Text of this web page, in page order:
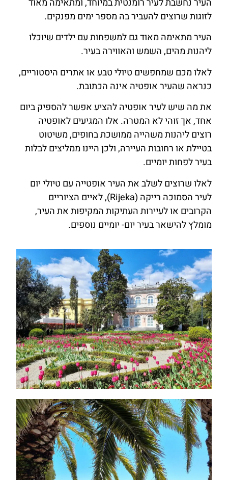
העיר נחשבת לעיר רומנטית במיוחד, ומתאימה מאוד
לזוגות שרוצים להעביר בה מספר ימים מפנקים.
העיר מתאימה מאוד גם למשפחות עם ילדים שיוכלו
ליהנות מהים, השמש והאווירה בעיר.
לאלו מכם שמחפשים טיולי טבע או אתרים היסטוריים,
כנראה שהעיר אופטיה אינה הכתובת.
את מה שיש לעיר אופטיה להציע אפשר להספיק ביום
אחד, אך זוהי לא המטרה. אלו המגיעים לאופטיה
רוצים ליהנות משהייה ממושכת בחופים, משיטוט
בטיילת או רחובות העיירה, ולכן היינו ממליצים לבלות
בעיר לפחות יומיים.
לאלו שרוצים לשלב את העיר אופטייה עם טיולי יום
לעיר הסמוכה רייקה (Rijeka), לאיים הציוריים
הקרובים או לעיירות העתיקות המקיפות את העיר,
מומלץ להישאר בעיר יום- יומיים נוספים.